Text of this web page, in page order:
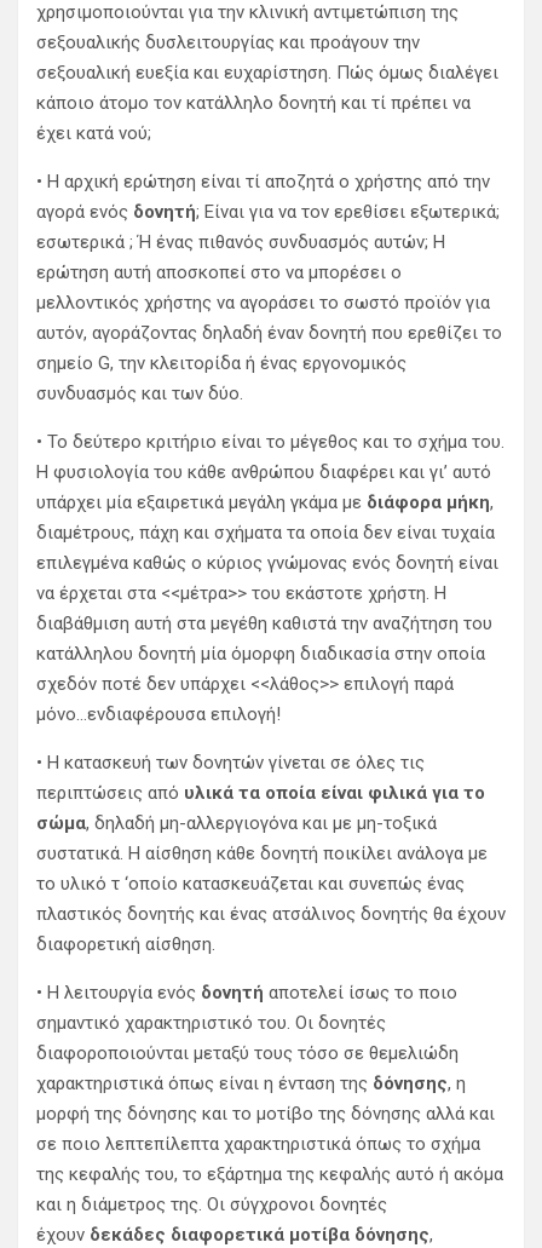
χρησιμοποιούνται για την κλινική αντιμετώπιση της
σεξουαλικής δυσλειτουργίας και προάγουν την
σεξουαλική ευεξία και ευχαρίστηση. Πώς όμως διαλέγει
κάποιο άτομο τον κατάλληλο δονητή και τί πρέπει να
έχει κατά νού;
• Η αρχική ερώτηση είναι τί αποζητά ο χρήστης από την
αγορά ενός δονητή; Είναι για να τον ερεθίσει εξωτερικά;
εσωτερικά ; Ή ένας πιθανός συνδυασμός αυτών; Η
ερώτηση αυτή αποσκοπεί στο να μπορέσει ο
μελλοντικός χρήστης να αγοράσει το σωστό προϊόν για
αυτόν, αγοράζοντας δηλαδή έναν δονητή που ερεθίζει το
σημείο G, την κλειτορίδα ή ένας εργονομικός
συνδυασμός και των δύο.
• Το δεύτερο κριτήριο είναι το μέγεθος και το σχήμα του.
Η φυσιολογία του κάθε ανθρώπου διαφέρει και γι’ αυτό
υπάρχει μία εξαιρετικά μεγάλη γκάμα με διάφορα μήκη,
διαμέτρους, πάχη και σχήματα τα οποία δεν είναι τυχαία
επιλεγμένα καθώς ο κύριος γνώμονας ενός δονητή είναι
να έρχεται στα <<μέτρα>> του εκάστοτε χρήστη. Η
διαβάθμιση αυτή στα μεγέθη καθιστά την αναζήτηση του
κατάλληλου δονητή μία όμορφη διαδικασία στην οποία
σχεδόν ποτέ δεν υπάρχει <<λάθος>> επιλογή παρά
μόνο…ενδιαφέρουσα επιλογή!
• Η κατασκευή των δονητών γίνεται σε όλες τις
περιπτώσεις από υλικά τα οποία είναι φιλικά για το
σώμα, δηλαδή μη-αλλεργιογόνα και με μη-τοξικά
συστατικά. Η αίσθηση κάθε δονητή ποικίλει ανάλογα με
το υλικό τ ‘οποίο κατασκευάζεται και συνεπώς ένας
πλαστικός δονητής και ένας ατσάλινος δονητής θα έχουν
διαφορετική αίσθηση.
• Η λειτουργία ενός δονητή αποτελεί ίσως το ποιο
σημαντικό χαρακτηριστικό του. Οι δονητές
διαφοροποιούνται μεταξύ τους τόσο σε θεμελιώδη
χαρακτηριστικά όπως είναι η ένταση της δόνησης, η
μορφή της δόνησης και το μοτίβο της δόνησης αλλά και
σε ποιο λεπτεπίλεπτα χαρακτηριστικά όπως το σχήμα
της κεφαλής του, το εξάρτημα της κεφαλής αυτό ή ακόμα
και η διάμετρος της. Οι σύγχρονοι δονητές
έχουν δεκάδες διαφορετικά μοτίβα δόνησης,